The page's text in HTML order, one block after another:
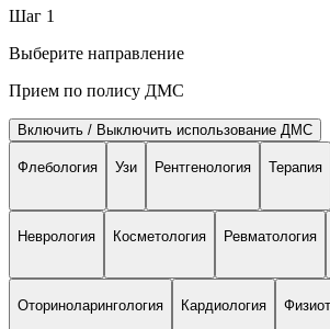
Шаг 1
Выберите направление
Прием по полису ДМС
Включить / Выключить использование ДМС
Флебология Узи Рентгенология Терапия
Неврология Косметология Ревматология
Оториноларингология Кардиология